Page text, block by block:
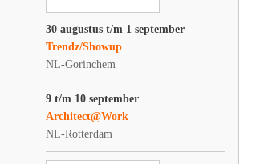
30 augustus t/m 1 september
Trendz/Showup
NL-Gorinchem
9 t/m 10 september
Architect@Work
NL-Rotterdam